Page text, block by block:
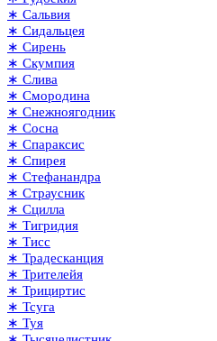
∗ Сальвия
∗ Сидальцея
∗ Сирень
∗ Скумпия
∗ Слива
∗ Смородина
∗ Снежноягодник
∗ Сосна
∗ Спараксис
∗ Спирея
∗ Стефанандра
∗ Страусник
∗ Сцилла
∗ Тигридия
∗ Тисс
∗ Традесканция
∗ Трителейя
∗ Трициртис
∗ Тсуга
∗ Туя